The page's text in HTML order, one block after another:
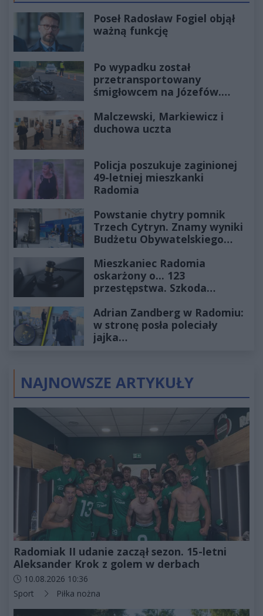
Poseł Radosław Fogiel objął
ważną funkcję
Po wypadku został
przetransportowany
śmigłowcem na Józefów.
Malczewski, Markiewicz i
duchowa uczta
Policja poszukuje zaginionej
49-letniej mieszkanki
Radomia
Powstanie chytry pomnik
Trzech Cytryn. Znamy wyniki
Budżetu Obywatelskiego
Mieszkaniec Radomia
oskarżony o... 123
przestępstwa. Szkoda
złotych
Adrian Zandberg w Radomiu:
w stronę posła poleciały
jajka…
NAJNOWSZE ARTYKUŁY
Radomiak II udanie zaczął sezon. 15-letni
Aleksander Krok z golem w derbach
Data dodania artykułu:
10.08.2026 10:36
Kategorie artykułu:
Sport Piłka nożna